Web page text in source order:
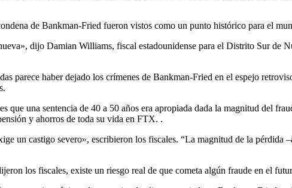
de Bankman-Fried fueron vistos como un punto histórico para el
parece haber dejado los crímenes de Bankman-Fried en el espejo
que una sentencia de 40 a 50 años era apropiada dada la magnitud del
y ahorros de toda su vida en FTX. .
un castigo severo», escribieron los fiscales. “La magnitud de la pérdida
los fiscales, existe un riesgo real de que cometa algún fraude en el